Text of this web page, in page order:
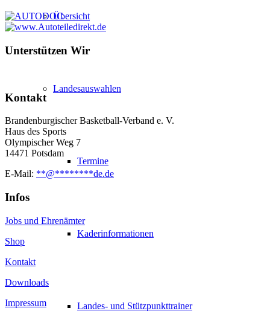
Übersicht
Landesauswahlen
Termine
Kaderinformationen
Landes- und Stützpunkttrainer
Unterstützen Wir
Kontakt
Brandenburgischer Basketball-Verband e. V.
Haus des Sports
Olympischer Weg 7
14471 Potsdam
E-Mail: **@********de.de
Infos
Jobs und Ehrenämter
Shop
Kontakt
Downloads
Impressum